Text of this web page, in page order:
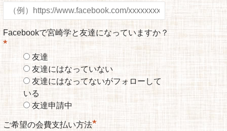
Facebookで宮崎学と友達になっていますか？
*
友達
友達にはなっていない
友達にはなってないがフォローして
いる
友達申請中
ご希望の会費支払い方法*